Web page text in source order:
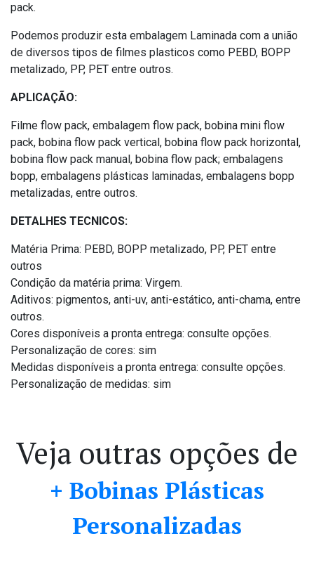
pack.
Podemos produzir esta embalagem Laminada com a união
de diversos tipos de filmes plasticos como PEBD, BOPP
metalizado, PP, PET entre outros.
APLICAÇÃO:
Filme flow pack, embalagem flow pack, bobina mini flow
pack, bobina flow pack vertical, bobina flow pack horizontal,
bobina flow pack manual, bobina flow pack; embalagens
bopp, embalagens plásticas laminadas, embalagens bopp
metalizadas, entre outros.
DETALHES TECNICOS:
Matéria Prima: PEBD, BOPP metalizado, PP, PET entre
outros
Condição da matéria prima: Virgem.
Aditivos: pigmentos, anti-uv, anti-estático, anti-chama, entre
outros.
Cores disponíveis a pronta entrega: consulte opções.
Personalização de cores: sim
Medidas disponíveis a pronta entrega: consulte opções.
Personalização de medidas: sim
Veja outras opções de
+ Bobinas Plásticas
Personalizadas